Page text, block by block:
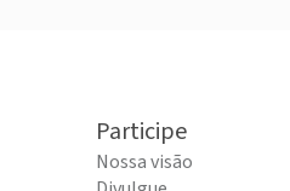
Participe
Nossa visão